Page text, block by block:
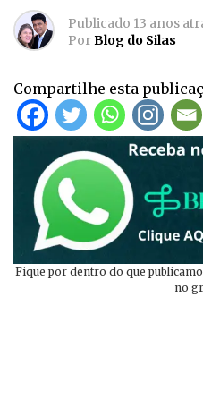
Publicado 13 anos
PorBlog do Silas
Compartilhe esta
Fique por dentro do que
no